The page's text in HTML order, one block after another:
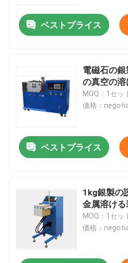
ベストプライス
電磁石の
の真空の
MOQ：1セッ
価格：
ベストプライス
1kg銀製の
金属溶ける
MOQ：1セッ
価格：